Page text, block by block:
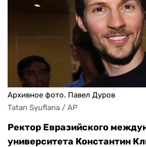
Архивное фото. Павел Дуров
Tatan Syuflana / AP
Ректор Евразийского
университета Константин